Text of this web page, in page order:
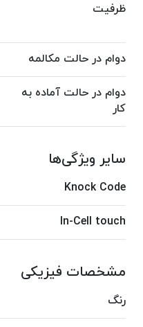
ظرفیت
دوام در حالت مکالمه
دوام در حالت آماده به
کار
سایر ویژگی‌ها
Knock Code
In-Cell touch
مشخصات فیزیکی
رنگ